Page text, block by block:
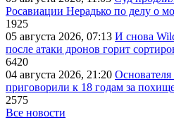
Росавиации Нерадько по делу о
1925
05 августа 2026, 07:13 И снова
после атаки дронов горит
6420
04 августа 2026, 21:20
приговорили к 18 годам за
2575
Все новости